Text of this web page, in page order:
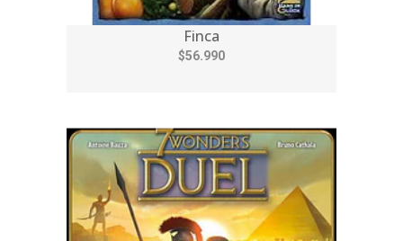
Finca
$56.990